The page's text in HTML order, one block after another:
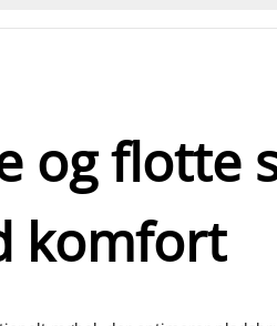
og flotte
komfort